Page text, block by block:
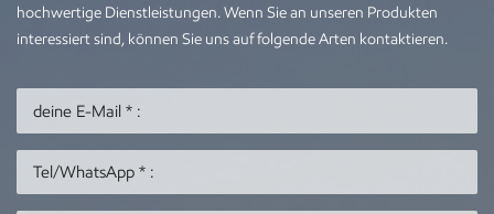
hochwertige Dienstleistungen. Wenn Sie an unseren Produkten
interessiert sind, können Sie uns auf folgende Arten kontaktieren.